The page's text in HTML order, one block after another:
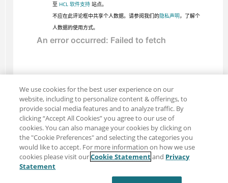
至 HCL 软件支持站点。
不应在此评论框中共享个人数据。请参阅我们的隐私声明，了解个
人数据的使用方式。
分享：电子邮件
推特
使用条款
We use cookies for the best user experience on our
website, including to personalize content & offerings, to
provide social media features and to analyze traffic. By
clicking “Accept All Cookies” you agree to our use of
cookies. You can also manage your cookies by clicking on
the "Cookie Preferences" and selecting the categories you
would like to accept. For more information on how we use
cookies please visit ourCookie Statementand Privacy
Statement